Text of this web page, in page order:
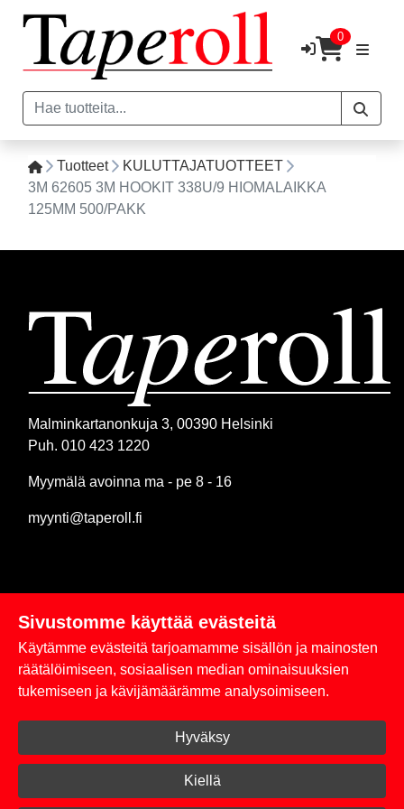
0
Tuotteet
KULUTTAJATUOTTEET
3M 62605 3M HOOKIT 338U/9 HIOMALAIKKA
125MM 500/PAKK
Malminkartanonkuja 3, 00390 Helsinki
Puh. 010 423 1220
Myymälä avoinna ma - pe 8 - 16
myynti@taperoll.fi
Linkit
Rekisteriseloste
Toimitus- ja maksuehdot
Kirjaudu sisään
Sivustomme käyttää evästeitä
Käytämme evästeitä tarjoamamme sisällön ja mainosten
räätälöimiseen, sosiaalisen median ominaisuuksien
tukemiseen ja kävijämäärämme analysoimiseen.
Hyväksy
Kiellä